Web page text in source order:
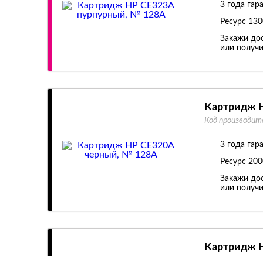
3 года
Ресурс
Закажи
или
Картридж
Код
3 года
Ресурс
Закажи
или
Картридж